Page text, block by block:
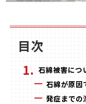
目次
石綿被害につ
石綿が原因
発症までの